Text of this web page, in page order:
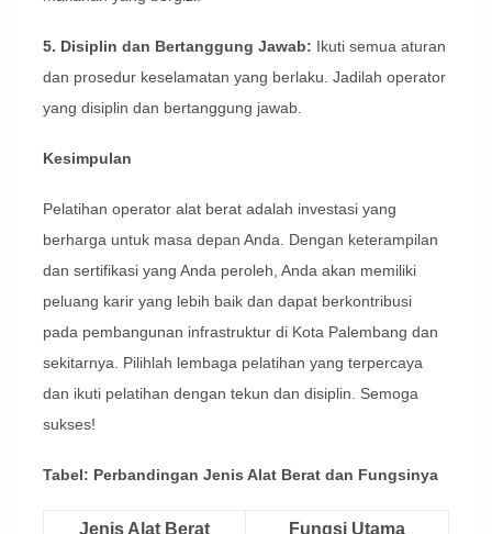
5. Disiplin dan Bertanggung Jawab: Ikuti semua aturan
dan prosedur keselamatan yang berlaku. Jadilah operator
yang disiplin dan bertanggung jawab.
Kesimpulan
Pelatihan operator alat berat adalah investasi yang
berharga untuk masa depan Anda. Dengan keterampilan
dan sertifikasi yang Anda peroleh, Anda akan memiliki
peluang karir yang lebih baik dan dapat berkontribusi
pada pembangunan infrastruktur di Kota Palembang dan
sekitarnya. Pilihlah lembaga pelatihan yang terpercaya
dan ikuti pelatihan dengan tekun dan disiplin. Semoga
sukses!
Tabel: Perbandingan Jenis Alat Berat dan Fungsinya
Jenis Alat Berat Fungsi Utama